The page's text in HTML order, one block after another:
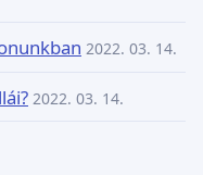
2022. 03. 14.
2022. 03. 14.